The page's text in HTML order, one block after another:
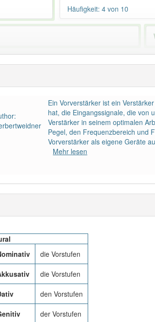
Häufigkeit: 4 von 10
den Artikel korrekt erraten.
Ein Vorverstärker ist ein
hat, die Eingangssignale, die von
Verstärker in seinem optimalen
Pegel, den Frequenzbereich und
Vorverstärker als eigene Geräte
Mehr lesen
die Vorstufen
die Vorstufen
den Vorstufen
der Vorstufen